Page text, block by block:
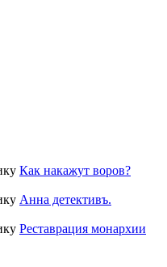
Как накажут воров?
Анна детективъ.
Реставрация монархии